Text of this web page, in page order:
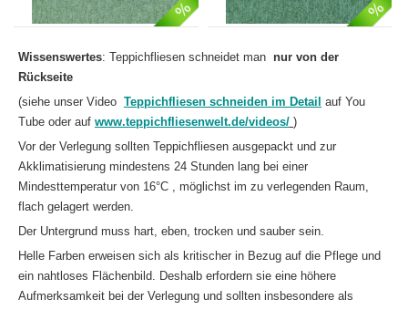
Wissenswertes: Teppichfliesen schneidet man nur von der
Rückseite
(siehe unser Video Teppichfliesen schneiden im Detail auf You
Tube oder auf www.teppichfliesenwelt.de/videos/ )
Vor der Verlegung sollten Teppichfliesen ausgepackt und zur
Akklimatisierung mindestens 24 Stunden lang bei einer
Mindesttemperatur von 16°C , möglichst im zu verlegenden Raum,
flach gelagert werden.
Der Untergrund muss hart, eben, trocken und sauber sein.
Helle Farben erweisen sich als kritischer in Bezug auf die Pflege und
ein nahtloses Flächenbild. Deshalb erfordern sie eine höhere
Aufmerksamkeit bei der Verlegung und sollten insbesondere als